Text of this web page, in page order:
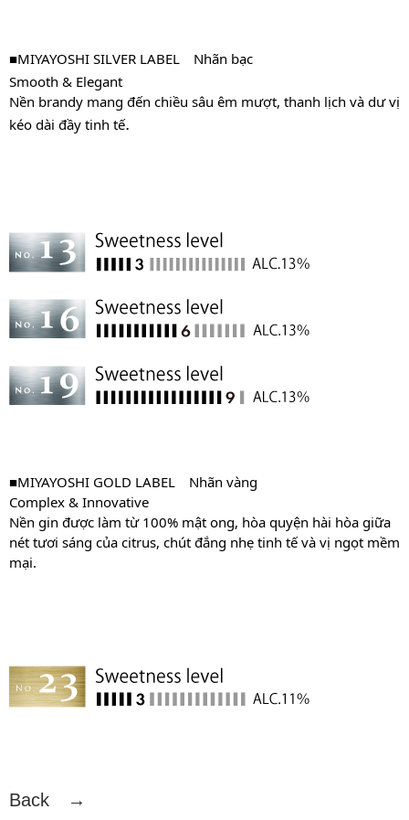
■MIYAYOSHI SILVER LABEL Nhãn bạc
Smooth & Elegant
Nền brandy mang đến chiều sâu êm mượt, thanh lịch và dư vị
kéo dài đầy tinh tế.
■MIYAYOSHI GOLD LABEL Nhãn vàng
Complex & Innovative
Nền gin được làm từ 100% mật ong, hòa quyện hài hòa giữa
nét tươi sáng của citrus, chút đắng nhẹ tinh tế và vị ngọt mềm
mại.
Back →